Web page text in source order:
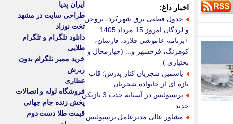
اخبار داغ:
جدول قطعی برق شهرکرد، بروجن
و لردگان امروز 15 مرداد 1405
+برنامه خاموشی فلارد، فارسان،
کوهرنگ، فرخشهر و... (چهارمحال و
بختیاری )
یاسمین شجریان کنار پدرش؛ قاب
تازه ای از خانواده شجریان
پرسپولیس در آستانه جذب 3 بازیکن
جدید
مشاور عالی مدیرعامل پرسپولیس
ایران پدیا
طراحی سایت در مشهد
تخت نوزاد
دانلود تلگرام و تلگرام
طلایی
خرید ممبر تلگرام بدون
ریزش
عطاری
فروشگاه لوله و اتصالات
پخش زنده جام جهانی
قیمت طلا دست دوم